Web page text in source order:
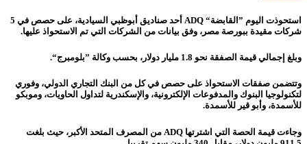
استحوذت اليوم ”القابضة“ ADQ أحد صناديق أبوظبي السيادية، على حصص في 5
شركات مقيدة ببورصة مصر، وفق بيانات من الشركات التي تم الاستحواذ عليها.
وبلغ إجمالي قيمة الصفقة نحو 1.8 مليار دولار، بحسب وكالة ”بلومبرج“.
وتتضمن صفقات الاستحواذ على حصص في كل من البنك التجاري الدولي، وفوري
لتكنولوجيا البنوك والمدفوعات الإلكترونية، والإسكندرية لتداول الحاويات، وموبكو
للأسمدة، وأبو قير للأسمدة.
وجاءت قيمة الحصة التي اشترتها ADQ من المصرف المتحد الأكبر، حيث بلغت